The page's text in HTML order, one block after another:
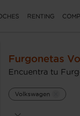
RENTING
Furgonetas
Encuentra tu
Volkswagen